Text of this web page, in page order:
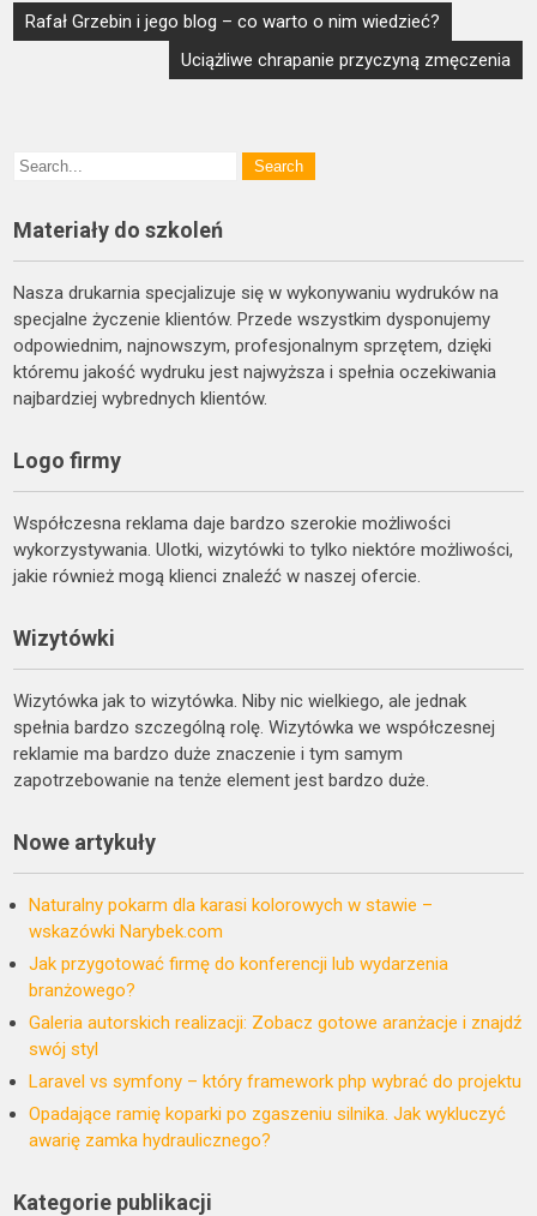
Nawigacja
wpisu
Rafał Grzebin i jego blog – co warto o nim wiedzieć?
Uciążliwe chrapanie przyczyną zmęczenia
Materiały do szkoleń
Nasza drukarnia specjalizuje się w wykonywaniu wydruków na
specjalne życzenie klientów. Przede wszystkim dysponujemy
odpowiednim, najnowszym, profesjonalnym sprzętem, dzięki
któremu jakość wydruku jest najwyższa i spełnia oczekiwania
najbardziej wybrednych klientów.
Logo firmy
Współczesna reklama daje bardzo szerokie możliwości
wykorzystywania. Ulotki, wizytówki to tylko niektóre możliwości,
jakie również mogą klienci znaleźć w naszej ofercie.
Wizytówki
Wizytówka jak to wizytówka. Niby nic wielkiego, ale jednak
spełnia bardzo szczególną rolę. Wizytówka we współczesnej
reklamie ma bardzo duże znaczenie i tym samym
zapotrzebowanie na tenże element jest bardzo duże.
Nowe artykuły
Naturalny pokarm dla karasi kolorowych w stawie –
wskazówki Narybek.com
Jak przygotować firmę do konferencji lub wydarzenia
branżowego?
Galeria autorskich realizacji: Zobacz gotowe aranżacje i znajdź
swój styl
Laravel vs symfony – który framework php wybrać do projektu
Opadające ramię koparki po zgaszeniu silnika. Jak wykluczyć
awarię zamka hydraulicznego?
Kategorie publikacji